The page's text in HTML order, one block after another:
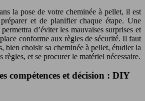
la pose de votre cheminée à pellet, il est
et de planifier chaque étape. Une
d’éviter les mauvaises surprises et
conforme aux règles de sécurité. Il faut
bien choisir sa cheminée à pellet, étudier la
règles, et se procurer le matériel nécessaire.
compétences et décision : DIY